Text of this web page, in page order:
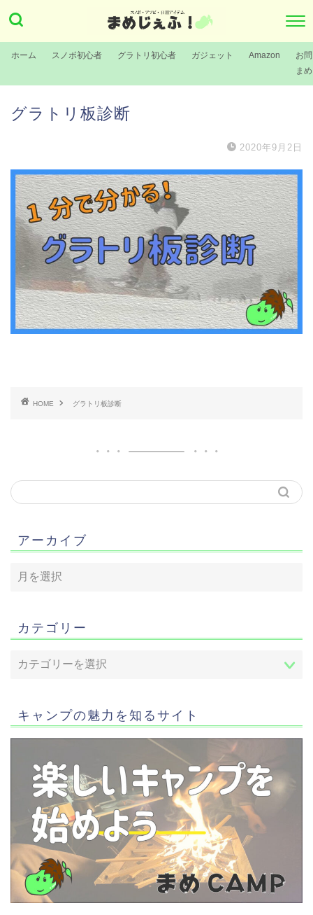
ホーム スノボ初心者 グラトリ初心者 ガジェット Amazon
お
ま
グラトリ板診断
2020年9月2日
HOME グラトリ板診断
アーカイブ
カテゴリー
キャンプの魅力を知るサイト